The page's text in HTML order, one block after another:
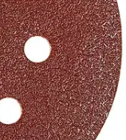
ratkaisun
kovalle puulle,
tarrakiinnitys tekee